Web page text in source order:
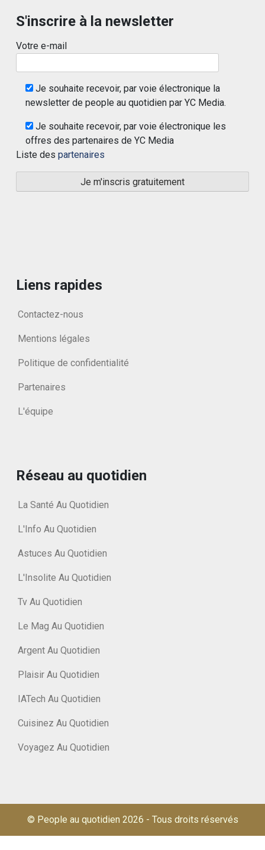
S'inscrire à la newsletter
Votre e-mail
Je souhaite recevoir, par voie électronique la
newsletter de people au quotidien par YC Media.
Je souhaite recevoir, par voie électronique les
offres des partenaires de YC Media
Liste des partenaires
Liens rapides
Contactez-nous
Mentions légales
Politique de confidentialité
Partenaires
L'équipe
Réseau au quotidien
La Santé Au Quotidien
L'Info Au Quotidien
Astuces Au Quotidien
L'Insolite Au Quotidien
Tv Au Quotidien
Le Mag Au Quotidien
Argent Au Quotidien
Plaisir Au Quotidien
IATech Au Quotidien
Cuisinez Au Quotidien
Voyagez Au Quotidien
© People au quotidien 2026 - Tous droits réservés